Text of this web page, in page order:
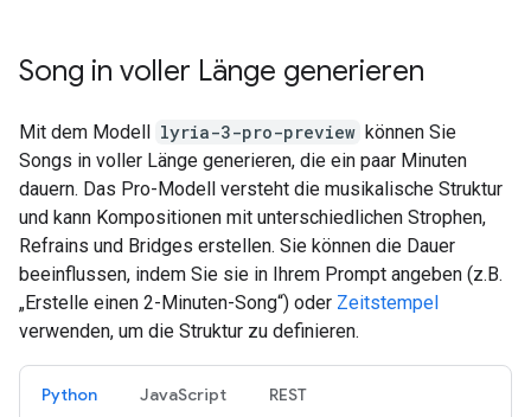
Song in voller Länge generieren
Mit dem Modell lyria-3-pro-preview können Sie
Songs in voller Länge generieren, die ein paar Minuten
dauern. Das Pro-Modell versteht die musikalische Struktur
und kann Kompositionen mit unterschiedlichen Strophen,
Refrains und Bridges erstellen. Sie können die Dauer
beeinflussen, indem Sie sie in Ihrem Prompt angeben (z.B.
„Erstelle einen 2-Minuten-Song“) oder Zeitstempel
verwenden, um die Struktur zu definieren.
Python JavaScript REST